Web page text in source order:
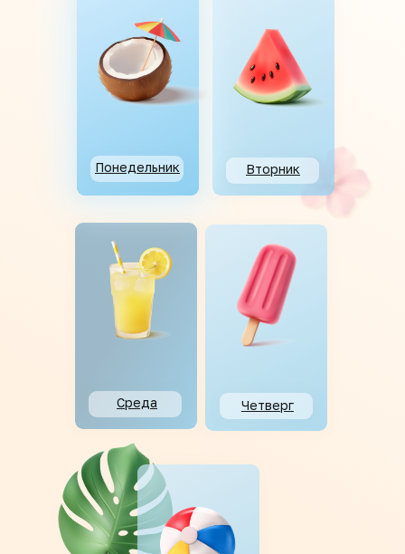
Понедельник Вторник
Среда Четверг